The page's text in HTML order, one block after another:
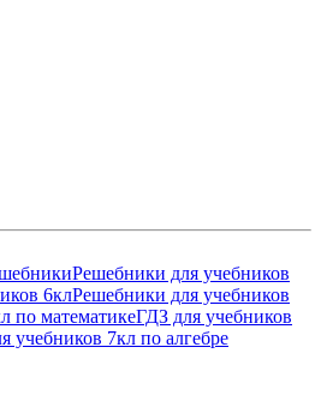
Решебники для учебников
6клРешебники для учебников
по математикеГДЗ для учебников
учебников 7кл по алгебре